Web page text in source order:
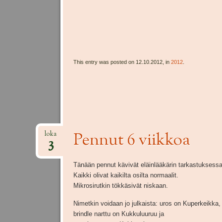
This entry was posted on 12.10.2012, in 2012.
Pennut 6 viikkoa
loka
3
Tänään pennut kävivät eläinlääkärin
Kaikki olivat kaikilta osilta normaalit.
Mikrosirutkin tökkäsivät niskaan.
Nimetkin voidaan jo julkaista: uros on Kuperkeikka,
brindle narttu on Kukkuluuruu ja